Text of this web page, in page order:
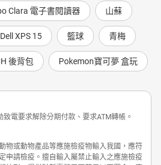
個資訊
手機
媽的同意
影團隊接受訪問
了主角
龜
泣
電視
Clara 電子書閱讀器 山蘇
Dell XPS 15 籃球 青梅
後背包 Pokemon寶可夢 盒玩
電要求解除分期付款、要求ATM轉帳。
物或動物產品等應施檢疫物輸入我國，應符
申請檢疫。擅自輸入屬禁止輸入之應施檢疫